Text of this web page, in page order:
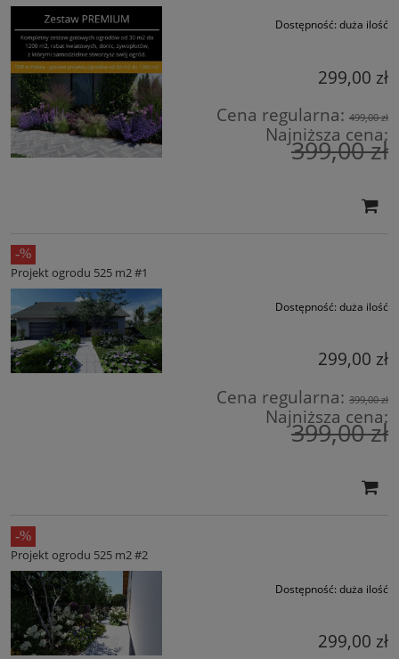
Dostępność: duża ilość
299,00 zł
Cena regularna: 499,00 zł
Najniższa cena:
399,00 zł
Projekt ogrodu 525 m2 #1
Dostępność: duża ilość
299,00 zł
Cena regularna: 399,00 zł
Najniższa cena:
399,00 zł
Projekt ogrodu 525 m2 #2
Dostępność: duża ilość
299,00 zł